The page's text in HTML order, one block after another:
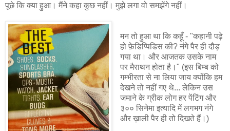
पूछे कि क्या हुआ। मैंने कहा कुछ नहीं। मुझे लगा वो समझेंगे नहीं।
मन तो हुआ था कि कहूँ - "कहानी पढ़े
हो फ़ेडिप्पिडिस की? नंगे पैर ही दौड़
गया था। और आजतक उसके नाम
पर मैराथन होता है।" (इस बिम्ब को
गम्भीरता से ना लिया जाय क्योंकि हम
देखने तो नहीं गए थे... लेकिन उस
जमाने के ग्रीक लोग हर पेंटिंग और
३०० सिनेमा इत्यादि में लगभग नंगे
और ख़ाली पैर ही तो दिखते हैं।)